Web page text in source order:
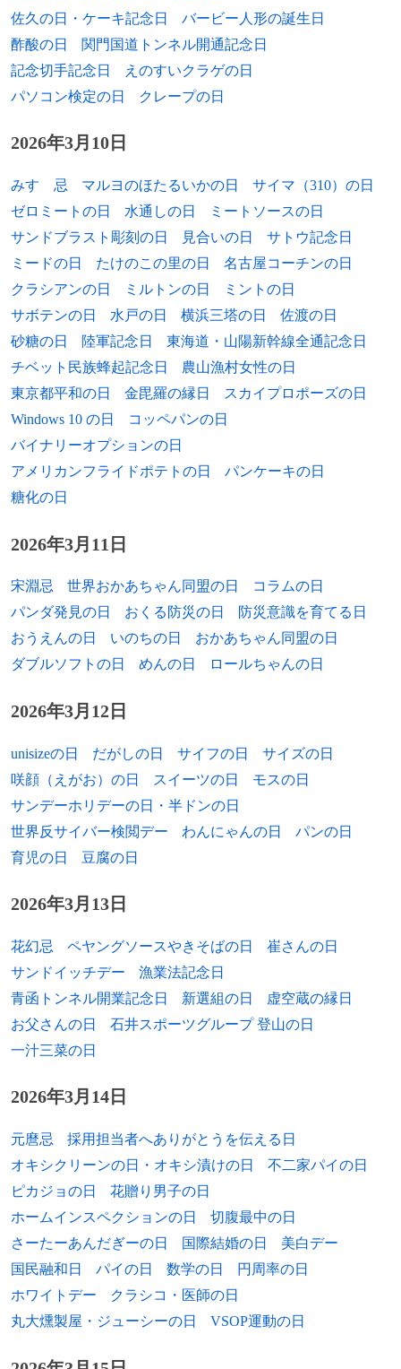
1952年 吉村達也、小説家（+ 2012年）
1954年 プラユット・チャンオチャ、タイ王国首相
1955年 フィリップ・トルシエ、サッカー指導者
1955年 ベーベル・エッカート、元陸上競技選手
1955年
ジャイール・ボルソナーロ、政治家、第38
代ブラジル大統領
イングリッド・クリスチャンセン、元陸上
競技選手
1956年 佐々木るん、声優
バッキー木場、声優、ナレーター
1956年 板井圭介、元大相撲力士（+ 2018年）
1958年 ゲイリー・オールドマン、俳優
1958年 マルリース・ゲール、元陸上競技選手
1958年 シルヴィア、歌手（+ 2010年）[出典]
1958年 田崎真也、ソムリエ
1959年 植松伸夫、作曲家
1959年 浅暮三文、小説家
1960年 アイルトン・セナ、F1ドライバー（+ 1994
年）
住宅顕信、俳人（+ 1987年）
1961年 城福浩、元サッカー選手、指導者
1961年 ローター・マテウス、元サッカー選手、指
導者
1962年 マシュー・ブロデリック、俳優
1962年 丸山浩、キャラクターデザイナー
1962年 ロージー・オドネル、コメディアン、女優
1963年 高田裕三、漫画家
1963年
ロナルド・クーマン、元サッカー選手、指
1963年 ショーン・ダンストン、元プロ野球選手
1964年 江國香織、小説家
佐久の日・ケーキ記念日
バービー人形の誕生日
酢酸の日
関門国道トンネル開通記念日
記念切手記念日
えのすいクラゲの日
パソコン検定の日
クレープの日
2026年3月10日
みすゞ忌 マルヨのほたるいかの日
サイマ（310）の日
ゼロミートの日
水通しの日
ミートソースの日
サンドブラスト彫刻の日
見合いの日
サトウ記念日
ミードの日
たけのこの里の日
名古屋コーチンの日
クラシアンの日
ミルトンの日
ミントの日
サボテンの日
水戸の日 横浜三塔の日
佐渡の日
砂糖の日
陸軍記念日
東海道・山陽新幹線全通記念日
チベット民族蜂起記念日
農山漁村女性の日
東京都平和の日
金毘羅の縁日
スカイプロポーズの日
Windows 10 の日
コッペパンの日
バイナリーオプションの日
アメリカンフライドポテトの日
パンケーキの日
糖化の日
2026年3月11日
宋淵忌 世界おかあちゃん同盟の日
コラムの日
パンダ発見の日
おくる防災の日
防災意識を育てる日
おうえんの日
いのちの日
おかあちゃん同盟の日
ダブルソフトの日
めんの日 ロールちゃんの日
2026年3月12日
unisizeの日 だがしの日 サイフの日
サイズの日
咲顔（えがお）の日
スイーツの日
モスの日
サンデーホリデーの日・半ドンの日
世界反サイバー検閲デー
わんにゃんの日
パンの日
育児の日
豆腐の日
2026年3月13日
花幻忌 ペヤングソースやきそばの日
崔さんの日
サンドイッチデー
漁業法記念日
青函トンネル開業記念日
新選組の日
虚空蔵の縁日
お父さんの日
石井スポーツグループ 登山の日
一汁三菜の日
2026年3月14日
元麿忌
採用担当者へありがとうを伝える日
オキシクリーンの日・オキシ漬けの日
不二家パイの日
ピカジョの日
花贈り男子の日
ホームインスペクションの日
切腹最中の日
さーたーあんだぎーの日
国際結婚の日
美白デー
国民融和日
パイの日 数学の日
円周率の日
ホワイトデー
クラシコ・医師の日
丸大燻製屋・ジューシーの日
VSOP運動の日